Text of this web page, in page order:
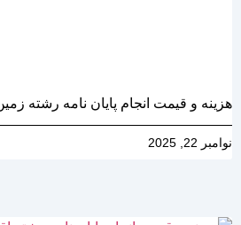
هزینه و قیمت انجام پایان نامه رشته
نوامبر 22, 2025